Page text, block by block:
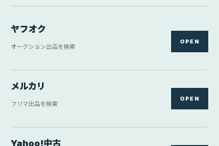
ヤフオク
オークション出品を検索
OPEN
メルカリ
フリマ出品を検索
OPEN
Yahoo!中古